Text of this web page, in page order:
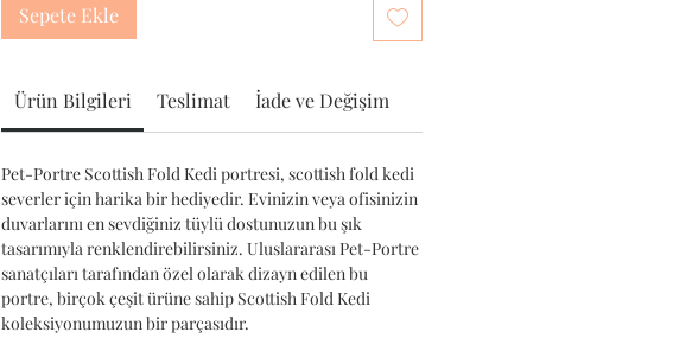
Sepete Ekle
Ürün Bilgileri Teslimat İade ve Değişim
Pet-Portre Scottish Fold Kedi portresi, scottish fold kedi
severler için harika bir hediyedir. Evinizin veya ofisinizin
duvarlarını en sevdiğiniz tüylü dostunuzun bu şık
tasarımıyla renklendirebilirsiniz. Uluslararası Pet-Portre
sanatçıları tarafından özel olarak dizayn edilen bu
portre, birçok çeşit ürüne sahip Scottish Fold Kedi
koleksiyonumuzun bir parçasıdır.